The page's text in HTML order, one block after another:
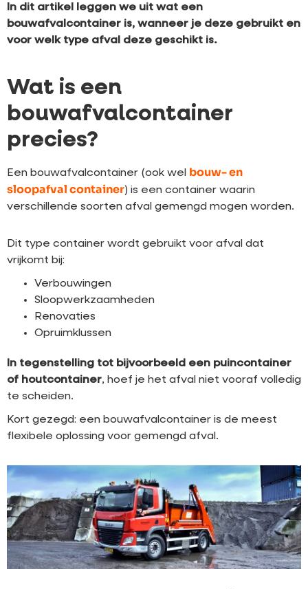
In dit artikel leggen we uit wat een
bouwafvalcontainer is, wanneer je deze gebruikt en
voor welk type afval deze geschikt is.
Wat is een
bouwafvalcontainer
precies?
Een bouwafvalcontainer (ook wel bouw- en
sloopafval container) is een container waarin
verschillende soorten afval gemengd mogen worden.
Dit type container wordt gebruikt voor afval dat
vrijkomt bij:
Verbouwingen
Sloopwerkzaamheden
Renovaties
Opruimklussen
In tegenstelling tot bijvoorbeeld een puincontainer
of houtcontainer, hoef je het afval niet vooraf volledig
te scheiden.
Kort gezegd: een bouwafvalcontainer is de meest
flexibele oplossing voor gemengd afval.